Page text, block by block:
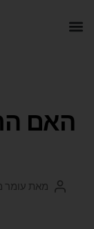
האם
מאת עומר